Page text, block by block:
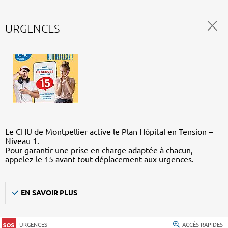
URGENCES
Le CHU de Montpellier active le Plan Hôpital en Tension –
Niveau 1.
Pour garantir une prise en charge adaptée à chacun,
appelez le 15 avant tout déplacement aux urgences.
EN SAVOIR PLUS
URGENCES ACCÈS RAPIDES